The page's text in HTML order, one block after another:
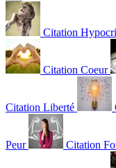
Citation
Citation Coeur
Citation Liberté
Peur Citation